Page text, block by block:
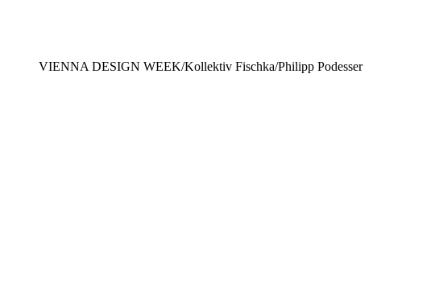
VIENNA DESIGN WEEK/Kollektiv Fischka/Philipp Podesser